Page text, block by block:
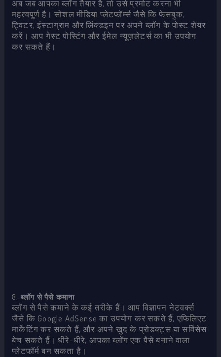
अब जब आपका ब्लॉग तैयार है, तो उसे प्रमोट करना भी
महत्वपूर्ण है। सोशल मीडिया प्लेटफॉर्म्स जैसे कि फेसबुक,
ट्विटर, इंस्टाग्राम और लिंक्डइन पर अपने ब्लॉग के पोस्ट शेयर
करें। आप गेस्ट पोस्टिंग और ईमेल न्यूज़लेटर्स का भी उपयोग
कर सकते हैं।
8. ब्लॉग से पैसे कमाना
ब्लॉग से पैसे कमाने के कई तरीके हैं। आप विज्ञापन नेटवर्क्स
जैसे कि Google AdSense का उपयोग कर सकते हैं, एफिलिएट
मार्केटिंग कर सकते हैं, और अपने खुद के प्रोडक्ट्स या सर्विसेस
बेच सकते हैं। धीरे-धीरे, आपका ब्लॉग एक पैसे बनाने वाला
प्लेटफॉर्म बन सकता है।